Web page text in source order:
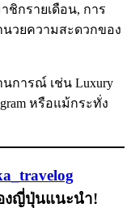
ชิกรายเดือน, การ
นวยความสะดวกของ
การณ์ เช่น Luxury
หรือแม้กระทั่ง
งญี่ปุ่นแนะนำ!